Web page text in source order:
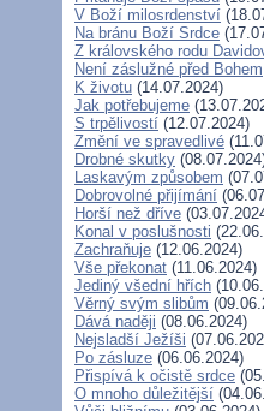
V Boží milosrdenství
Na bránu Boží Srdce
Z královského rodu
Není záslužné před Bohem
K životu (14.07.2024)
Jak potřebujeme
S trpělivostí (12.07.2024)
Změní ve spravedlivé
Drobné skutky
Laskavým způsobem
Dobrovolné přijímání
Horší než dříve
Konal v poslušnosti
Zachraňuje (12.06.2024)
Vše překonat (11.06.2024)
Jediný všední hřích
Věrný svým slibům
Dává naději (08.06.2024)
Nejsladší Ježíši
Po zásluze (06.06.2024)
Přispívá k očistě srdce
O mnoho důležitější